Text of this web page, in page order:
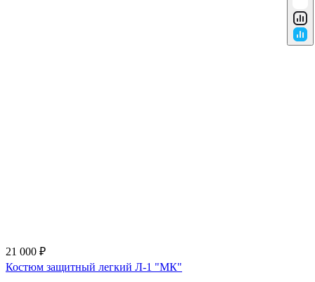
21 000 ₽
Костюм защитный легкий Л-1 "МК"